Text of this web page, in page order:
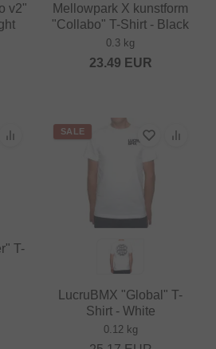
v2"
Mellowpark X kunstform
"Collabo" T-Shirt - Black
0.3 kg
23.49 EUR
T-
SALE
LucruBMX "Global" T-
Shirt - White
0.12 kg